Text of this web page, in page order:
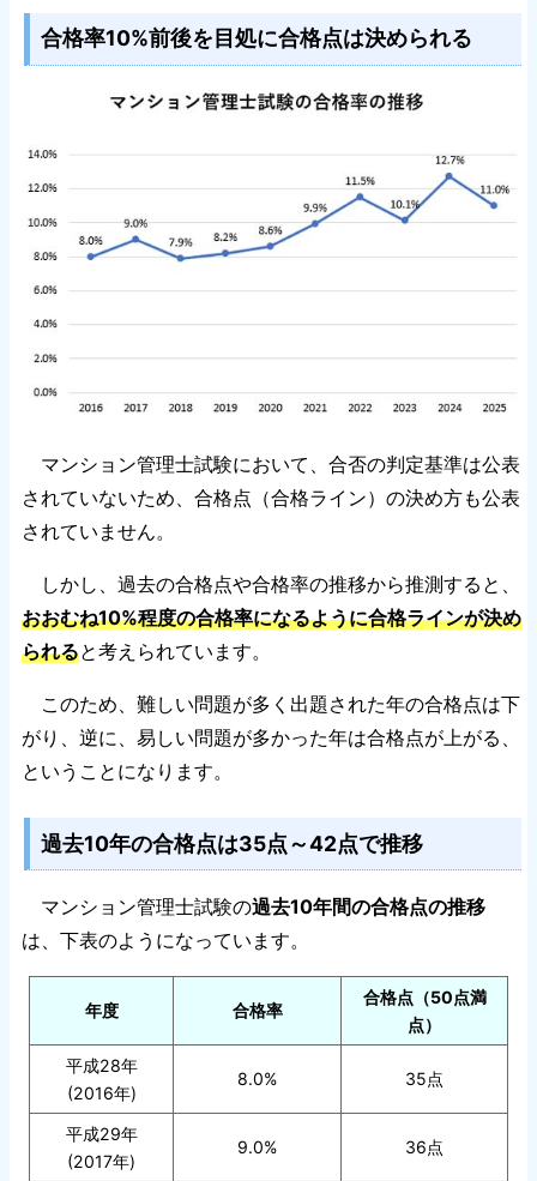
合格率10%前後を目処に合格点は決められる
マンション管理士試験において、合否の判定基準は公表
されていないため、合格点（合格ライン）の決め方も公表
されていません。
しかし、過去の合格点や合格率の推移から推測すると、
おおむね10%程度の合格率になるように合格ラインが決め
られると考えられています。
このため、難しい問題が多く出題された年の合格点は下
がり、逆に、易しい問題が多かった年は合格点が上がる、
ということになります。
過去10年の合格点は35点～42点で推移
マンション管理士試験の過去10年間の合格点の推移
は、下表のようになっています。
年度 合格率
合格点（50点満
点）
平成28年
(2016年)
8.0% 35点
平成29年
(2017年)
9.0% 36点